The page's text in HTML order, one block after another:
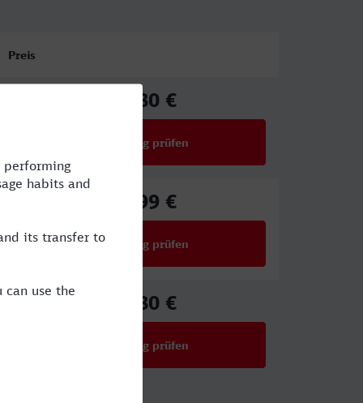
Preis
25,80 €
Verbindung prüfen
23,99 €
Verbindung prüfen
25,80 €
Verbindung prüfen